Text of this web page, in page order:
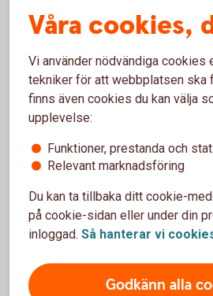
för valutaväxling?
När kan jag ha nytta av att
Har bankens
Var kan jag se den faktiska
som jag fick på ett köp?
på ett framtida kortköp?
Våra cookies,
Vi använder nödvändiga cookies
tekniker för att webbplatsen ska
finns även cookies du kan välja
upplevelse:
Funktioner, prestanda och
Relevant marknadsföring
Du kan ta tillbaka ditt cookie-
på cookie-sidan eller under din
inloggad. Så hanterar vi
Godkänn alla